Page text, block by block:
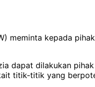
meminta kepada
dapat dilakukan
titik-titik yang